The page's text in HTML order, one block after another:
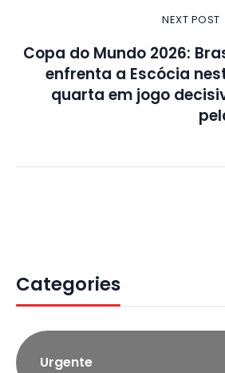
NEXT POST
Copa do Mundo 2026:
enfrenta a Escócia
quarta em jogo
Categories
Urgente